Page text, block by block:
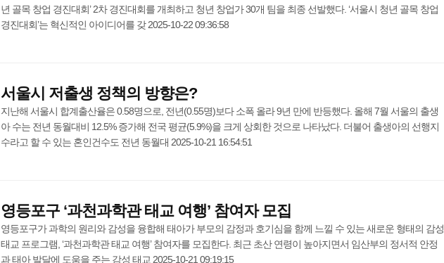
년 골목 창업 경진대회’ 2차 경진대회를 개최하고 청년 창업가 30개 팀을 최종 선발했다. ‘서울시 청년 골목 창업
경진대회’는 혁신적인 아이디어를 갖 2025-10-22 09:36:58
서울시 저출생 정책의 방향은?
지난해 서울시 합계출산율은 0.58명으로, 전년(0.55명)보다 소폭 올라 9년 만에 반등했다. 올해 7월 서울의 출생
아 수는 전년 동월대비 12.5% 증가해 전국 평균(5.9%)을 크게 상회한 것으로 나타났다. 더불어 출생아의 선행지
수라고 할 수 있는 혼인건수도 전년 동월대 2025-10-21 16:54:51
영등포구 ‘과천과학관 태교 여행’ 참여자 모집
영등포구가 과학의 원리와 감성을 융합해 태아가 부모의 감정과 호기심을 함께 느낄 수 있는 새로운 형태의 감성
태교 프로그램, ‘과천과학관 태교 여행’ 참여자를 모집한다. 최근 초산 연령이 높아지면서 임산부의 정서적 안정
과 태아 발달에 도움을 주는 감성 태교 2025-10-21 09:19:15